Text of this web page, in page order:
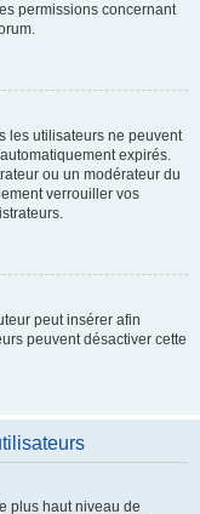
permissions concernant
les utilisateurs ne peuvent
expirés.
ou un modérateur du
verrouiller vos
peut insérer afin
peuvent désactiver cette
plus haut niveau de